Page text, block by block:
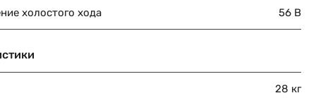
холостого хода 56 В
28 кг